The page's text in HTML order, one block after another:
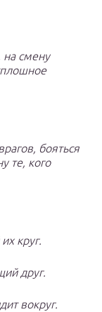
на смену
бояться
те, кого
круг.
друг.
вокруг.